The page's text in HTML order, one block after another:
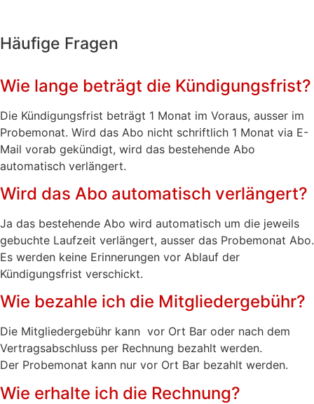
Häufige Fragen
Wie lange beträgt die Kündigungsfrist?
Die Kündigungsfrist beträgt 1 Monat im Voraus, ausser im
Probemonat. Wird das Abo nicht schriftlich 1 Monat via E-
Mail vorab gekündigt, wird das bestehende Abo
automatisch verlängert.
Wird das Abo automatisch verlängert?
Ja das bestehende Abo wird automatisch um die jeweils
gebuchte Laufzeit verlängert, ausser das Probemonat Abo.
Es werden keine Erinnerungen vor Ablauf der
Kündigungsfrist verschickt.
Wie bezahle ich die Mitgliedergebühr?
Die Mitgliedergebühr kann vor Ort Bar oder nach dem
Vertragsabschluss per Rechnung bezahlt werden.
Der Probemonat kann nur vor Ort Bar bezahlt werden.
Wie erhalte ich die Rechnung?